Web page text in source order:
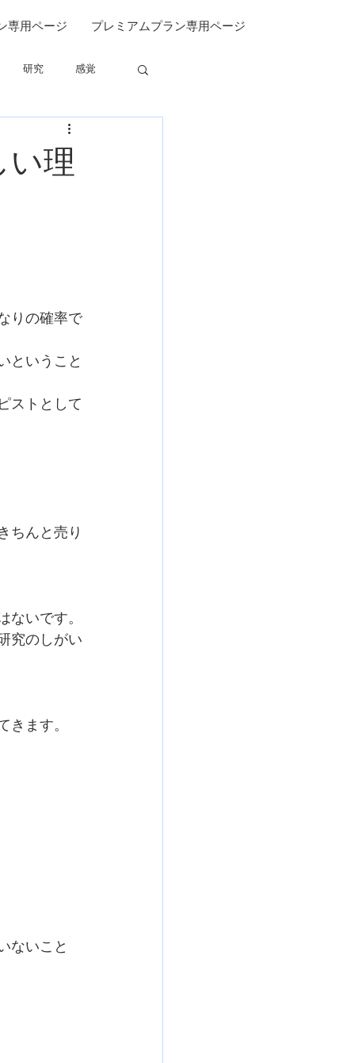
専用ページ プレミアムプラン専用ページ
研究 感覚
い理
りの確率で
ということ
ストとして
ちんと売り
ないです。
究のしがい
きます。
ないこと